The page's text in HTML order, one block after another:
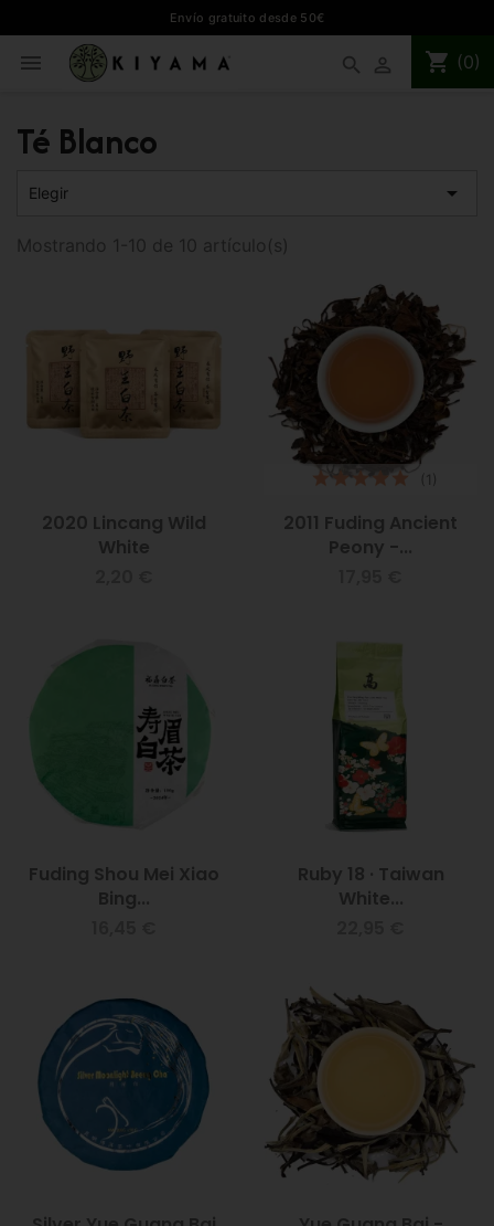
Envío gratuito desde 50€
 shopping_cart (0)
search 
Té Blanco
Elegir 
Mostrando 1-10 de 10 artículo(s)
2020 Lincang Wild
White
2011 Fuding Ancient
Peony -...
(1)
Fuding Shou Mei Xiao
Bing...
Ruby 18 · Taiwan
White...